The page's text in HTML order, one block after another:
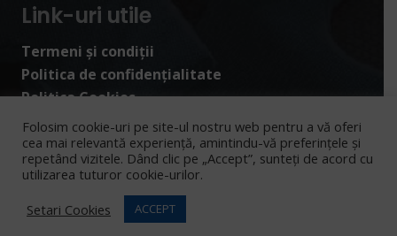
Link-uri utile
Termeni și condiții
Politica de confidențialitate
Politica Cookies
Folosim cookie-uri pe site-ul nostru web pentru a vă oferi
cea mai relevantă experiență, amintindu-vă preferințele și
repetând vizitele. Dând clic pe „Accept”, sunteți de acord cu
utilizarea tuturor cookie-urilor.
Setari Cookies
ACCEPT